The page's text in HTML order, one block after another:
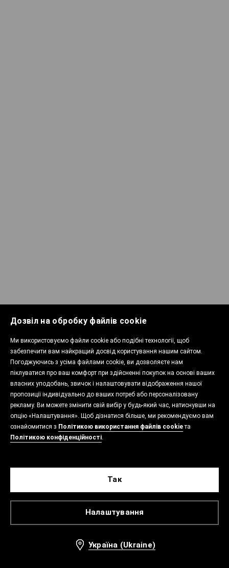
Дозвіл на обробку файлів cookie
Ми використовуємо файли cookie або подібні технології, щоб
забезпечити вам найкращий досвід користування нашим сайтом.
Погоджуючись з усіма файлами cookie, ви дозволяєте нам
піклуватися про ваш комфорт при здійсненні покупок на основі ваших
власних уподобань, звичок і налаштовувати відображення нашої
пропозиції індивідуально до ваших потреб або персоналізовану
рекламу. Ви можете змінити свій вибір у будь-який час, натиснувши на
опцію «Налаштування». Щоб дізнатися більше, ми рекомендуємо вам
ознайомитися з Політикою використання файлів cookieта
Політикою конфіденційності.
Налаштування
Так
Україна (Ukraine)